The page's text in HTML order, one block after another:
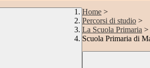
Home >
Percorsi di studio >
La Scuola Primaria >
Scuola Primaria di